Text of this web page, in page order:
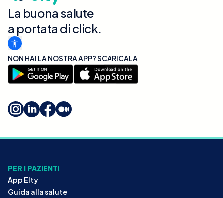
La buona salute
a portata di click.
NON HAI LA NOSTRA APP? SCARICALA
PER I PAZIENTI
App Elty
Guida alla salute